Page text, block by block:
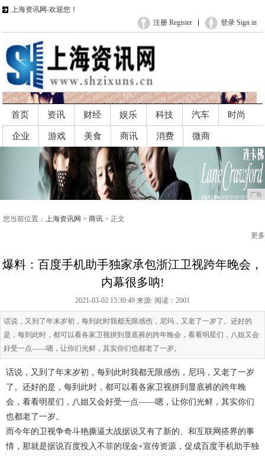
上海资讯网-欢迎您！
登录 Sign in
注册 Register
首页 资讯 财经 娱乐 科技 汽车 时尚
企业 游戏 美食 商讯 消费 微商
广告
您当前位置： 上海资讯网 > 商讯 > 正文
更多
爆料：百度手机助手独家承包浙江卫视跨年晚会，
内幕很多呐!
2021-03-02 15:30:49 来源: 阅读：2001
话说，又到了年末岁初，每到此时我都无限感伤，尼玛，又老了一岁了。还好的
是，每到此时，都可以看各家卫视拼到显底裤的跨年晚会，看看明星们，八姐又会
好受一点——嗯，让你们光鲜，其实你们也都老了一岁。
话说，又到了年末岁初，每到此时我都无限感伤，尼玛，又老了一岁
了。还好的是，每到此时，都可以看各家卫视拼到显底裤的跨年晚
会，看看明星们，八姐又会好受一点——嗯，让你们光鲜，其实你们
也都老了一岁。
而今年的卫视争奇斗艳撕逼大战据说又有了新的、和互联网搭界的事
情，那就是据说百度投入不菲的现金+宣传资源，促成百度手机助手独